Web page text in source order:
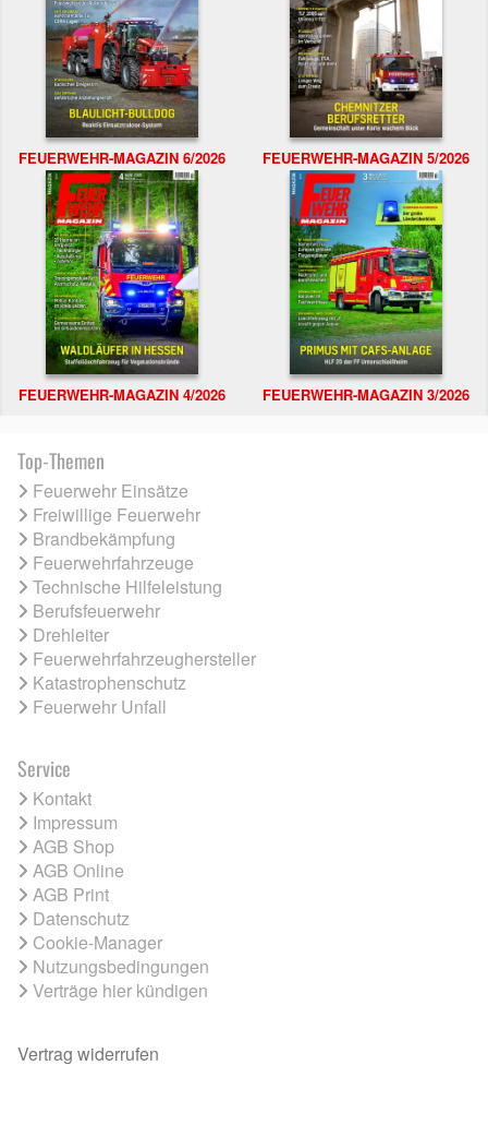
FEUERWEHR-MAGAZIN 6/2026 FEUERWEHR-MAGAZIN 5/2026
FEUERWEHR-MAGAZIN 4/2026 FEUERWEHR-MAGAZIN 3/2026
Top-Themen
Feuerwehr Einsätze
Freiwillige Feuerwehr
Brandbekämpfung
Feuerwehrfahrzeuge
Technische Hilfeleistung
Berufsfeuerwehr
Drehleiter
Feuerwehrfahrzeughersteller
Katastrophenschutz
Feuerwehr Unfall
Service
Kontakt
Impressum
AGB Shop
AGB Online
AGB Print
Datenschutz
Cookie-Manager
Nutzungsbedingungen
Verträge hier kündigen
Vertrag widerrufen